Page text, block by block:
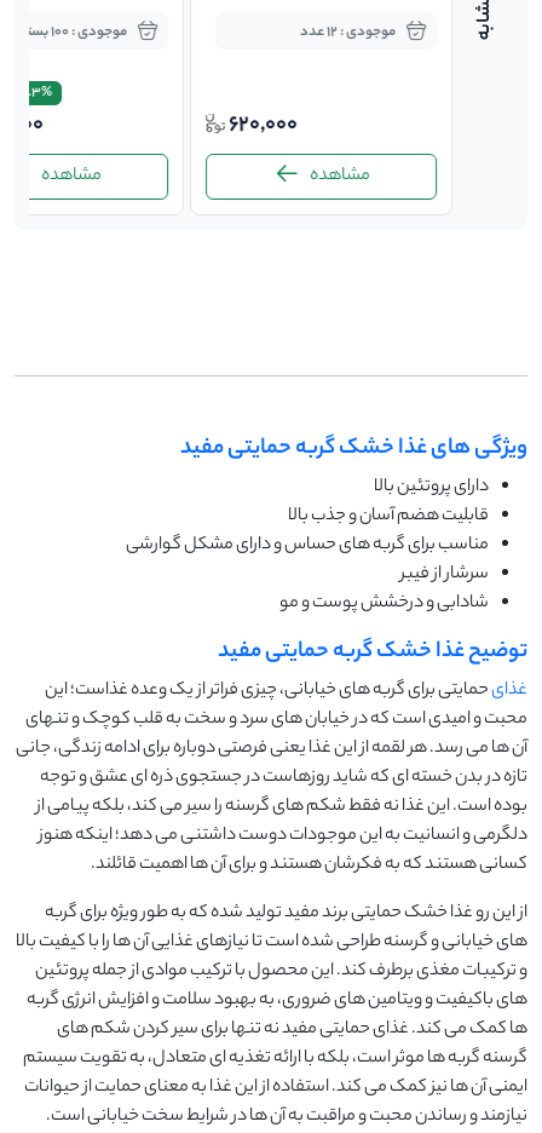
موجودی : 12 عدد
620,000
مشاهده
موجودی : 100 بسته
8.3%
مشاهده
ویژگی های غذا خشک گربه حمایتی مفید
دارای پروتئین بالا
قابلیت هضم آسان و جذب بالا
مناسب برای گربه های حساس و دارای مشکل گوارشی
سرشار از فیبر
شادابی و درخشش پوست و مو
توضیح غذا خشک گربه حمایتی مفید
غذایحمایتی برای گربه ‌های خیابانی، چیزی فراتر از یک وعده غذاست؛ این
محبت و امیدی است که در خیابان ‌های سرد و سخت به قلب کوچک و تنهای
آن ‌ها می ‌رسد. هر لقمه از این غذا یعنی فرصتی دوباره برای ادامه زندگی، جانی
تازه در بدن خسته ‌ای که شاید روزهاست در جستجوی ذره ‌ای عشق و توجه
بوده است. این غذا نه فقط شکم ‌های گرسنه را سیر می‌ کند، بلکه پیامی از
دلگرمی و انسانیت به این موجودات دوست ‌داشتنی می‌ دهد؛ اینکه هنوز
کسانی هستند که به فکرشان هستند و برای آن ‌ها اهمیت قائلند.
از این رو غذا خشک حمایتی برند مفید تولید شده که به‌ طور ویژه برای گربه‌
های خیابانی و گرسنه طراحی شده است تا نیازهای غذایی آن ‌ها را با کیفیت بالا
و ترکیبات مغذی برطرف کند. این محصول با ترکیب موادی از جمله پروتئین
‌های باکیفیت و ویتامین ‌های ضروری، به بهبود سلامت و افزایش انرژی گربه
‌ها کمک می ‌کند. غذای حمایتی مفید نه تنها برای سیر کردن شکم‌ های
گرسنه گربه‌ ها موثر است، بلکه با ارائه تغذیه ‌ای متعادل، به تقویت سیستم
ایمنی آن‌ ها نیز کمک می ‌کند. استفاده از این غذا به معنای حمایت از حیوانات
نیازمند و رساندن محبت و مراقبت به آن ‌ها در شرایط سخت خیابانی است.